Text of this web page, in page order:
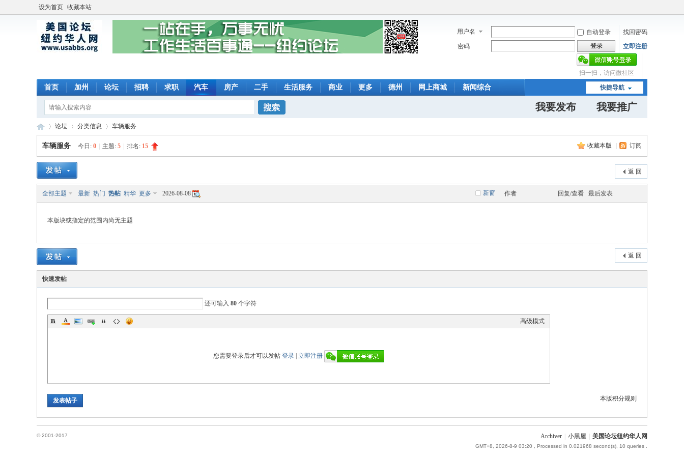
设为首页 收藏本站
用户名 自动登录
找回密码
密码
登录 立即注册
扫一扫，访问微社区
快捷导航
首页 加州 论坛 招聘 求职 汽车 房产 二手 生活服务 商业 更多 德州 网上商城 新闻综合
我要发布 我要推广
国
»
论坛
›
分类信息 车辆服务
收藏本版 订阅
车辆服务 今日: 0 主题: 5 排名: 15
返 回
新窗
全部主题 最新 热门 热帖 精华 更多 2026-08-08 作者 回复/查看 最后发表
本版块或指定的范围内尚无主题
返 回
快速发帖
还可输入 80 个字符
高级模式
您需要登录后才可以发帖 登录 立即注册
本版积分规则
发表帖子
Archiver 小黑屋 美国论坛纽约华人网
GMT+8, 2026-8-9 03:20 , Processed in 0.021968 second(s), 10 queries .
© 2001-2017